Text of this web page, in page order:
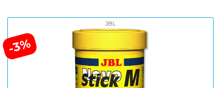
-3%
JBL